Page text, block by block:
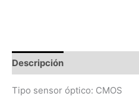
Descripción
Tipo sensor óptico: CMOS